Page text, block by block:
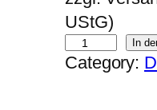
UStG)
H
Y
In
Category: